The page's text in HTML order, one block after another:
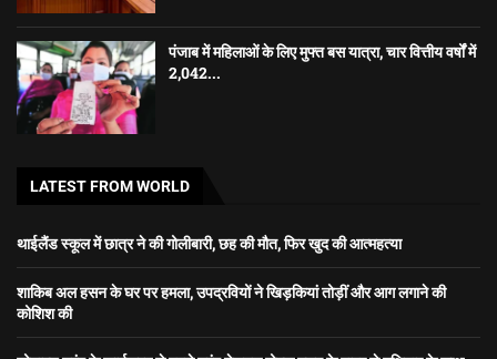
पंजाब में महिलाओं के लिए मुफ्त बस यात्रा, चार वित्तीय वर्षों में
2,042...
LATEST FROM WORLD
थाईलैंड स्कूल में छात्र ने की गोलीबारी, छह की मौत, फिर खुद की आत्महत्या
शाकिब अल हसन के घर पर हमला, उपद्रवियों ने खिड़कियां तोड़ीं और आग लगाने की
कोशिश की